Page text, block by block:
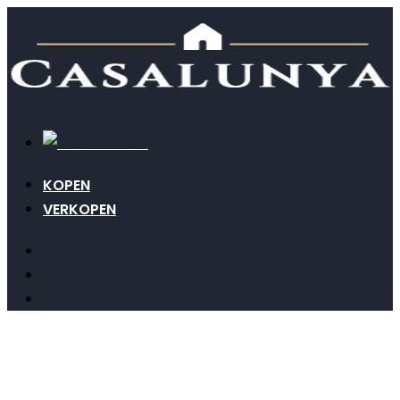
KOPEN
VERKOPEN